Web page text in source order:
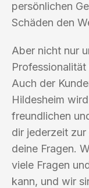
persönlichen
Schäden den
Aber nicht nur
Professionalität
Auch der
Hildesheim
freundlichen
dir jederzeit
deine Fragen.
viele Fragen
kann, und wir